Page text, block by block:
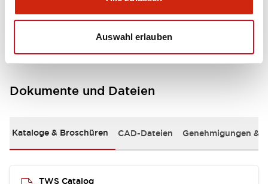
Auswahl erlauben
Mounting and Installation Specifications
Dokumente und Dateien
Kataloge & Broschüren CAD-Dateien Genehmigungen &
TWS Catalog